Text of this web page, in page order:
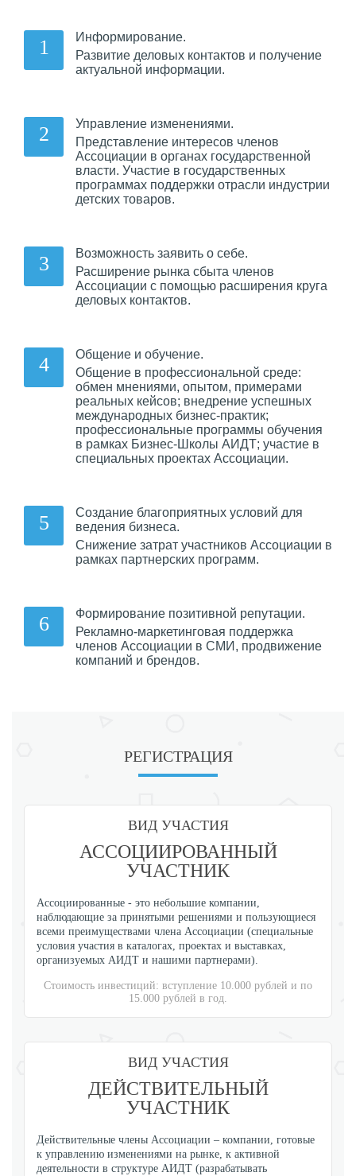
Информирование.
Развитие деловых контактов и получение
актуальной информации.
Управление изменениями.
Представление интересов членов
Ассоциации в органах государственной
власти. Участие в государственных
программах поддержки отрасли индустрии
детских товаров.
Возможность заявить о себе.
Расширение рынка сбыта членов
Ассоциации с помощью расширения круга
деловых контактов.
Общение и обучение.
Общение в профессиональной среде:
обмен мнениями, опытом, примерами
реальных кейсов; внедрение успешных
международных бизнес-практик;
профессиональные программы обучения
в рамках Бизнес-Школы АИДТ; участие в
специальных проектах Ассоциации.
Создание благоприятных условий для
ведения бизнеса.
Снижение затрат участников Ассоциации в
рамках партнерских программ.
Формирование позитивной репутации.
Рекламно-маркетинговая поддержка
членов Ассоциации в СМИ, продвижение
компаний и брендов.
РЕГИСТРАЦИЯ
ВИД УЧАСТИЯ
АССОЦИИРОВАННЫЙ
УЧАСТНИК
Ассоциированные - это небольшие компании,
наблюдающие за принятыми решениями и пользующиеся
всеми преимуществами члена Ассоциации (специальные
условия участия в каталогах, проектах и выставках,
организуемых АИДТ и нашими партнерами).
Стоимость инвестиций: вступление 10.000 рублей и по
15.000 рублей в год.
ВИД УЧАСТИЯ
ДЕЙСТВИТЕЛЬНЫЙ
УЧАСТНИК
Действительные члены Ассоциации – компании, готовые
к управлению изменениями на рынке, к активной
деятельности в структуре АИДТ (разрабатывать